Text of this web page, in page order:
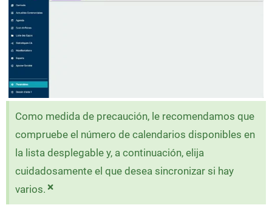
Como medida de precaución, le recomendamos que
compruebe el número de calendarios disponibles en
la lista desplegable y, a continuación, elija
cuidadosamente el que desea sincronizar si hay
varios. ×